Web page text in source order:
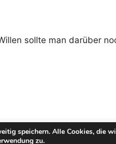
sollte man darüber
speichern. Alle Cookies, die
zu.